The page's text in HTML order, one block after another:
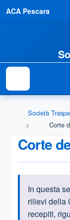
ACA Pescara
Società
Corte
Corte
In questa
rilievi della
recepiti,